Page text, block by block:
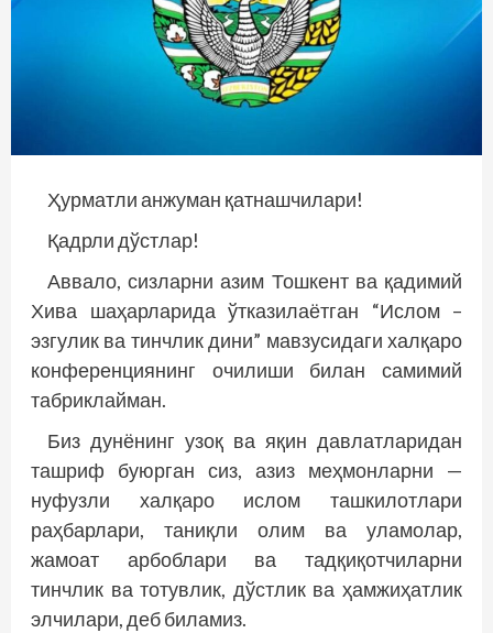
Ҳурматли анжуман қатнашчилари!
Қадрли дўстлар!
Аввало, сизларни азим Тошкент ва қадимий
Хива шаҳарларида ўтказилаётган “Ислом –
эзгулик ва тинчлик дини” мавзусидаги халқаро
конференциянинг очилиши билан самимий
табриклайман.
Биз дунёнинг узоқ ва яқин давлатларидан
ташриф буюрган сиз, азиз меҳмонларни —
нуфузли халқаро ислом ташкилотлари
раҳбарлари, таниқли олим ва уламолар,
жамоат арбоблари ва тадқиқотчиларни
тинчлик ва тотувлик, дўстлик ва ҳамжиҳатлик
элчилари, деб биламиз.